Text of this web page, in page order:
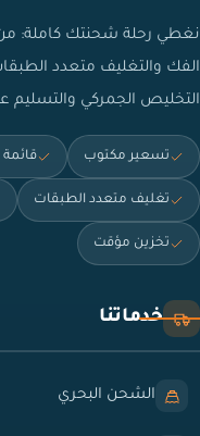
نغطي رحلة شحنتك كاملة: من
الفك والتغليف متعدد
التخليص الجمركي والتسليم
تسعير مكتوب
تغليف متعدد الطبقات
تخزين مؤقت
خدماتنا
الشحن البحري